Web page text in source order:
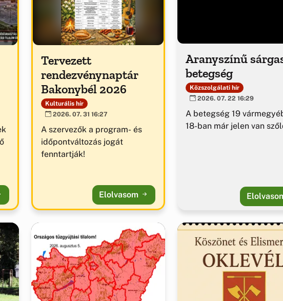
Tervezett
rendezvénynaptár
Bakonybél 2026
Kulturális hír
2026. 07. 31 16:27
A szervezők a program- és
időpontváltozás jogát
fenntartják!
Elolvasom
Aranyszínű
betegség
Közszolgálati hír
2026. 07. 22 16:29
A betegség 19
18-ban már jelen van